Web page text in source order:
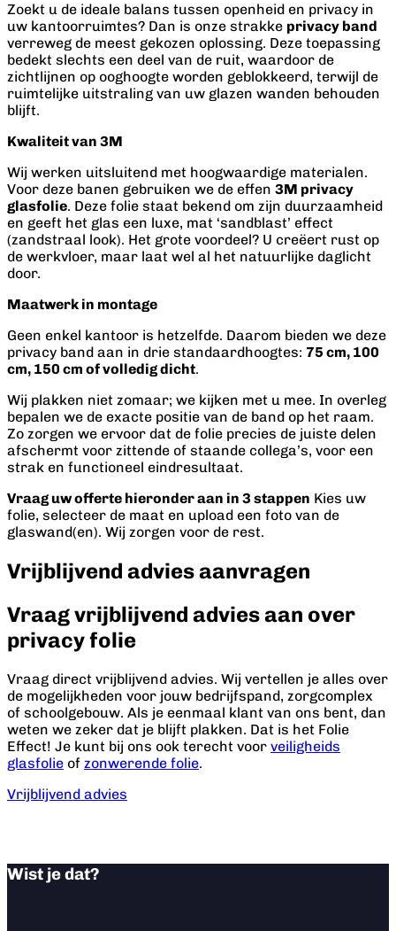
Zoekt u de ideale balans tussen openheid en privacy in
uw kantoorruimtes? Dan is onze strakke privacy band
verreweg de meest gekozen oplossing. Deze toepassing
bedekt slechts een deel van de ruit, waardoor de
zichtlijnen op ooghoogte worden geblokkeerd, terwijl de
ruimtelijke uitstraling van uw glazen wanden behouden
blijft.
Kwaliteit van 3M
Wij werken uitsluitend met hoogwaardige materialen.
Voor deze banen gebruiken we de effen 3M privacy
glasfolie. Deze folie staat bekend om zijn duurzaamheid
en geeft het glas een luxe, mat ‘sandblast’ effect
(zandstraal look). Het grote voordeel? U creëert rust op
de werkvloer, maar laat wel al het natuurlijke daglicht
door.
Maatwerk in montage
Geen enkel kantoor is hetzelfde. Daarom bieden we deze
privacy band aan in drie standaardhoogtes: 75 cm, 100
cm, 150 cm of volledig dicht.
Wij plakken niet zomaar; we kijken met u mee. In overleg
bepalen we de exacte positie van de band op het raam.
Zo zorgen we ervoor dat de folie precies de juiste delen
afschermt voor zittende of staande collega’s, voor een
strak en functioneel eindresultaat.
Vraag uw offerte hieronder aan in 3 stappen Kies uw
folie, selecteer de maat en upload een foto van de
glaswand(en). Wij zorgen voor de rest.
Vrijblijvend advies aanvragen
Vraag vrijblijvend advies aan over
privacy folie
Vraag direct vrijblijvend advies. Wij vertellen je alles over
de mogelijkheden voor jouw bedrijfspand, zorgcomplex
of schoolgebouw. Als je eenmaal klant van ons bent, dan
weten we zeker dat je blijft plakken. Dat is het Folie
Effect! Je kunt bij ons ook terecht voor veiligheids
glasfolie of zonwerende folie.
Vrijblijvend advies
Wist je dat?